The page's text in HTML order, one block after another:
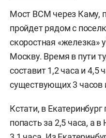
Мост ВСМ через Каму,
пройдет рядом с
скоростная «железка»
Москву. Время в пути
составит 1,2 часа и 4,5
существующих 3 часов
Кстати, в
попасть за 2,5 часа, а